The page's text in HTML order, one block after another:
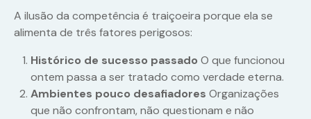
A ilusão da competência é traiçoeira porque ela se
alimenta de três fatores perigosos:
Histórico de sucesso passado O que funcionou
ontem passa a ser tratado como verdade eterna.
Ambientes pouco desafiadores Organizações
que não confrontam, não questionam e não